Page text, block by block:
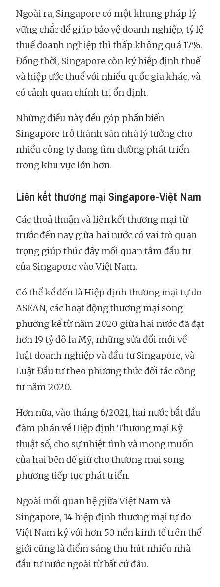
Ngoài ra, Singapore có một khung pháp lý
vững chắc để giúp bảo vệ doanh nghiệp, tỷ lệ
thuế doanh nghiệp thì thấp không quá 17%.
Đồng thời, Singapore còn ký hiệp định thuế
và hiệp ước thuế với nhiều quốc gia khác, và
có cảnh quan chính trị ổn định.
Những điều này đều góp phần biến
Singapore trở thành sân nhà lý tưởng cho
nhiều công ty đang tìm đường phát triển
trong khu vực lớn hơn.
Liên kết thương mại Singapore-Việt Nam
Các thoả thuận và liên kết thương mại từ
trước đến nay giữa hai nước có vai trò quan
trọng giúp thúc đẩy mối quan tâm đầu tư
của Singapore vào Việt Nam.
Có thể kể đến là Hiệp định thương mại tự do
ASEAN, các hoạt động thương mại song
phương kể từ năm 2020 giữa hai nước đã đạt
hơn 19 tỷ đô la Mỹ, những sửa đổi mới về
luật doanh nghiệp và đầu tư Singapore, và
Luật Đầu tư theo phương thức đối tác công
tư năm 2020.
Hơn nữa, vào tháng 6/2021, hai nước bắt đầu
đàm phán về Hiệp định Thương mại Kỹ
thuật số, cho sự nhiệt tình và mong muốn
của hai bên để giữ cho thương mại song
phương tiếp tục phát triển.
Ngoài mối quan hệ giữa Việt Nam và
Singapore, 14 hiệp định thương mại tự do
Việt Nam ký với hơn 50 nền kinh tế trên thế
giới cũng là điểm sáng thu hút nhiều nhà
đầu tư nước ngoài từ bất cứ đâu.